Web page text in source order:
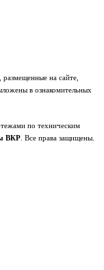
на сайте,
в ознакомительных
по техническим
ВКР. Все права защищены.